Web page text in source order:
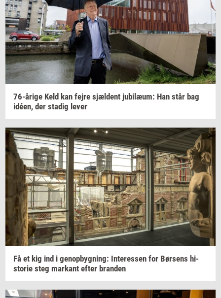
76-​årige Keld kan fejre sjæl­dent ju­bilæum: Han står bag
idéen, der sta­dig lever
Få et kig ind i genop­byg­ning: In­ter­es­sen for Bør­sens hi­
sto­rie steg mar­kant efter bran­den